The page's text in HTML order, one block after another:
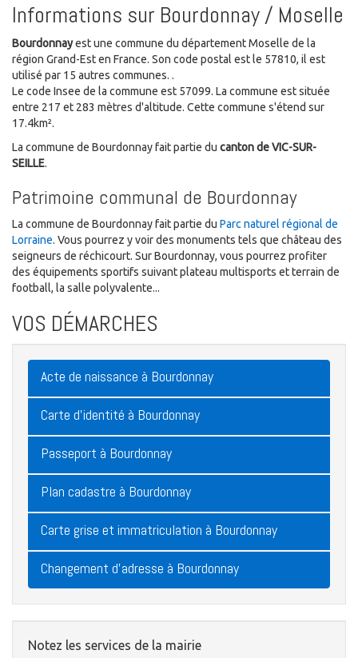
Informations sur Bourdonnay / Moselle
Bourdonnayest une commune du département Moselle de la
région Grand-Est en France. Son code postal est le 57810, il est
utilisé par 15 autres communes. .
Le code Insee de la commune est 57099. La commune est située
entre 217 et 283 mètres d'altitude. Cette commune s'étend sur
17.4km².
La commune de Bourdonnay fait partie du canton de VIC-SUR-
SEILLE.
Patrimoine communal de Bourdonnay
La commune de Bourdonnay fait partie du Parc naturel régional de
Lorraine. Vous pourrez y voir des monuments tels que château des
seigneurs de réchicourt. Sur Bourdonnay, vous pourrez profiter
des équipements sportifs suivant plateau multisports et terrain de
football, la salle polyvalente...
VOS DÉMARCHES
Acte de naissance à Bourdonnay
Carte d'identité à Bourdonnay
Passeport à Bourdonnay
Plan cadastre à Bourdonnay
Carte grise et immatriculation à Bourdonnay
Changement d'adresse à Bourdonnay
Notez les services de la mairie